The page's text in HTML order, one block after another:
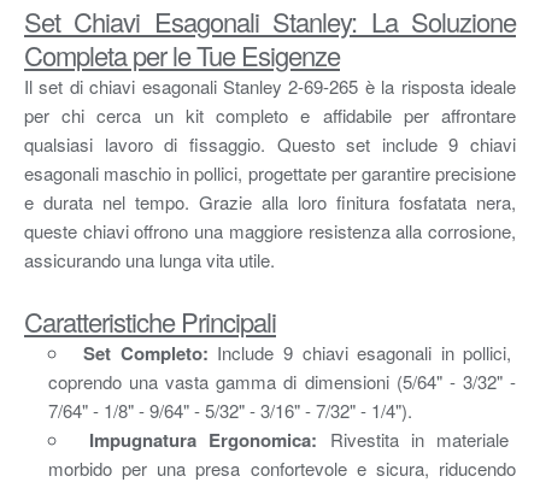
Set Chiavi Esagonali Stanley: La Soluzione
Completa per le Tue Esigenze
Il set di chiavi esagonali Stanley 2-69-265 è la risposta ideale
per chi cerca un kit completo e affidabile per affrontare
qualsiasi lavoro di fissaggio. Questo set include 9 chiavi
esagonali maschio in pollici, progettate per garantire precisione
e durata nel tempo. Grazie alla loro finitura fosfatata nera,
queste chiavi offrono una maggiore resistenza alla corrosione,
assicurando una lunga vita utile.
Caratteristiche Principali
Set Completo: Include 9 chiavi esagonali in pollici,
coprendo una vasta gamma di dimensioni (5/64" - 3/32" -
7/64" - 1/8" - 9/64" - 5/32" - 3/16" - 7/32" - 1/4").
Impugnatura Ergonomica: Rivestita in materiale
morbido per una presa confortevole e sicura, riducendo